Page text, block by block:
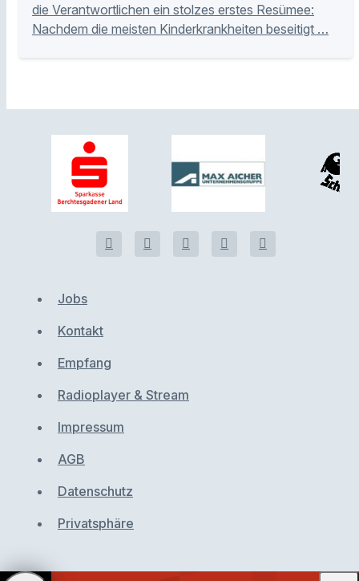
die Verantwortlichen ein stolzes erstes Resümee:
Nachdem die meisten Kinderkrankheiten beseitigt …
Jobs
Kontakt
Empfang
Radioplayer & Stream
Impressum
AGB
Datenschutz
Privatsphäre